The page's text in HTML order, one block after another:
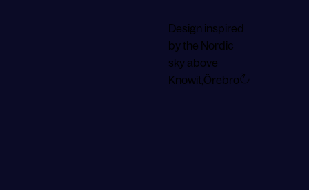
Design inspired
by the Nordic
sky above
Knowit, Örebro